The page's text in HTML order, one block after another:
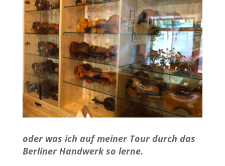
oder was ich auf meiner Tour durch das
Berliner Handwerk so lerne.